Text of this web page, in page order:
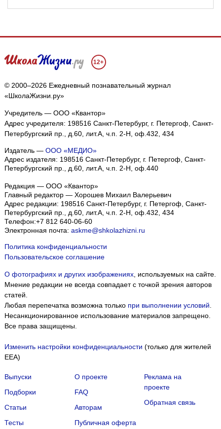
12+
© 2000–2026 Ежедневный познавательный журнал
«ШколаЖизни.ру»
Учредитель — ООО «Квантор»
Адрес учредителя: 198516 Санкт-Петербург, г. Петергоф, Санкт-
Петербургский пр., д.60, лит.А, ч.п. 2-Н, оф.432, 434
Издатель — ООО «МЕДИО»
Адрес издателя: 198516 Санкт-Петербург, г. Петергоф, Санкт-
Петербургский пр., д.60, лит.А, ч.п. 2-Н, оф.440
Редакция — ООО «Квантор»
Главный редактор — Хорошев Михаил Валерьевич
Адрес редакции: 198516 Санкт-Петербург, г. Петергоф Санкт-
Петербургский пр., д.60, лит.А, ч.п. 2-Н, оф.432, 434
Телефон:+7 812 640-06-60
Электронная почта: askme@shkolazhizni.ru
Политика конфиденциальности
Пользовательское соглашение
О фотографиях и других изображениях, используемых на сайте.
Мнение редакции не всегда совпадает с точкой зрения авторов
статей.
Любая перепечатка возможна только при выполнении условий
Несанкционированное использование материалов запрещено.
Все права защищены.
Изменить настройки конфиденциальности (только для жителей
EEA)
Выпуски
Подборки
Статьи
Тесты
О проекте
FAQ
Авторам
Публичная оферта
Реклама на
проекте
Обратная связь